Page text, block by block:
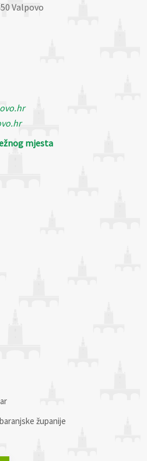
Valpovo
mjesta
županije